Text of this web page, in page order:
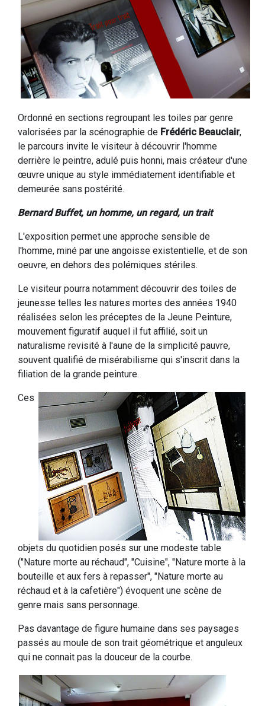
Ordonné en sections regroupant les toiles par genre
valorisées par la scénographie de Frédéric Beauclair,
le parcours invite le visiteur à découvrir l'homme
derrière le peintre, adulé puis honni, mais créateur d'une
œuvre unique au style immédiatement identifiable et
demeurée sans postérité.
Bernard Buffet, un homme, un regard, un trait
L'exposition permet une approche sensible de
l'homme, miné par une angoisse existentielle, et de son
oeuvre, en dehors des polémiques stériles.
Le visiteur pourra notamment découvrir des toiles de
jeunesse telles les natures mortes des années 1940
réalisées selon les préceptes de la Jeune Peinture,
mouvement figuratif auquel il fut affilié, soit un
naturalisme revisité à l'aune de la simplicité pauvre,
souvent qualifié de misérabilisme qui s'inscrit dans la
filiation de la grande peinture.
Ces
objets du quotidien posés sur une modeste table
("Nature morte au réchaud", "Cuisine", "Nature morte à la
bouteille et aux fers à repasser", "Nature morte au
réchaud et à la cafetière") évoquent une scène de
genre mais sans personnage.
Pas davantage de figure humaine dans ses paysages
passés au moule de son trait géométrique et anguleux
qui ne connait pas la douceur de la courbe.